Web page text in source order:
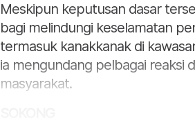
Meskipun keputusan dasar
bagi melindungi keselamatan
termasuk kanakkanak di
ia mengundang pelbagai reaksi
masyarakat.